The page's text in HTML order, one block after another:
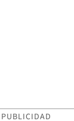
PUBLICIDAD